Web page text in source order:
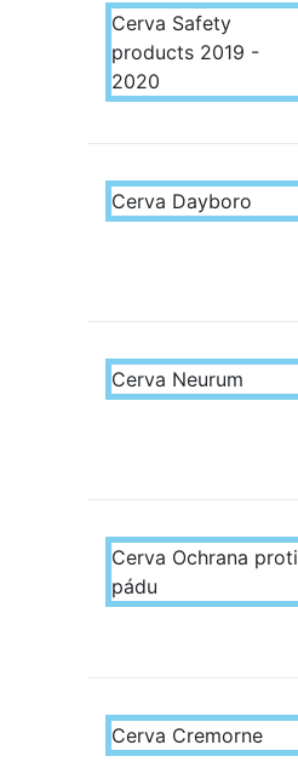
Cerva Safety
products 2019 -
2020
Cerva Dayboro
Cerva Neurum
Cerva Ochrana proti
pádu
Cerva Cremorne